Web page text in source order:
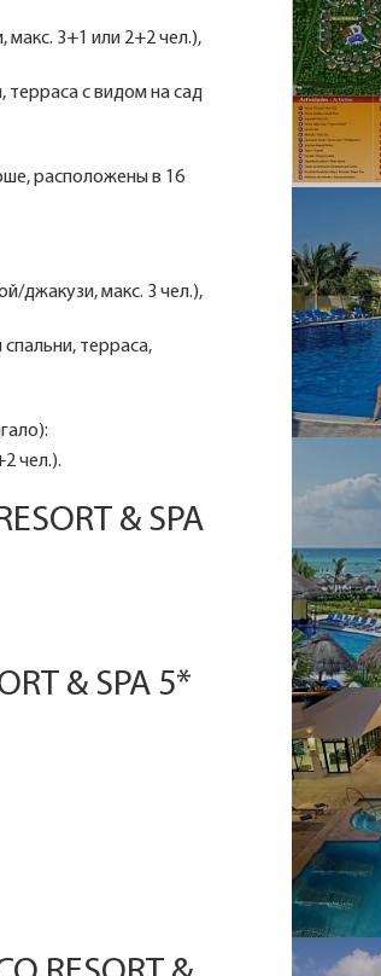
макс. 3+1 или 2+2 чел.),
терраса с видом на сад
расположены в 16
джакузи, макс. 3 чел.),
терраса,
чел.).
& SPA
& SPA 5*